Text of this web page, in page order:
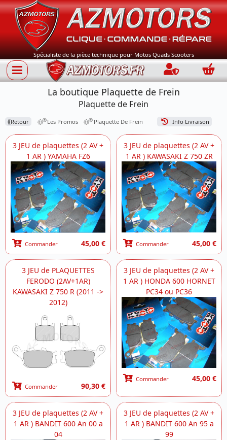
Spécialiste de la pièce technique pour Motos Quads Scooters
Connection
La boutique Plaquette de Frein
Plaquette de Frein
⟪Retour Les Promos Plaquette De Frein Info Livraison
3 JEU de plaquettes (2 AV +
1 AR ) YAMAHA FZ6
Commander 45,00 €
3 JEU de plaquettes (2 AV +
1 AR ) KAWASAKI Z 750 ZR
Commander 45,00 €
3 JEU de PLAQUETTES
FERODO (2AV+1AR)
KAWASAKI Z 750 R (2011 ->
2012)
Commander 90,30 €
3 JEU de plaquettes (2 AV +
1 AR ) HONDA 600 HORNET
PC34 ou PC36
Commander 45,00 €
3 JEU de plaquettes (2 AV +
1 AR ) BANDIT 600 An 00 a
04
3 JEU de plaquettes (2 AV +
1 AR ) BANDIT 600 An 95 a
99